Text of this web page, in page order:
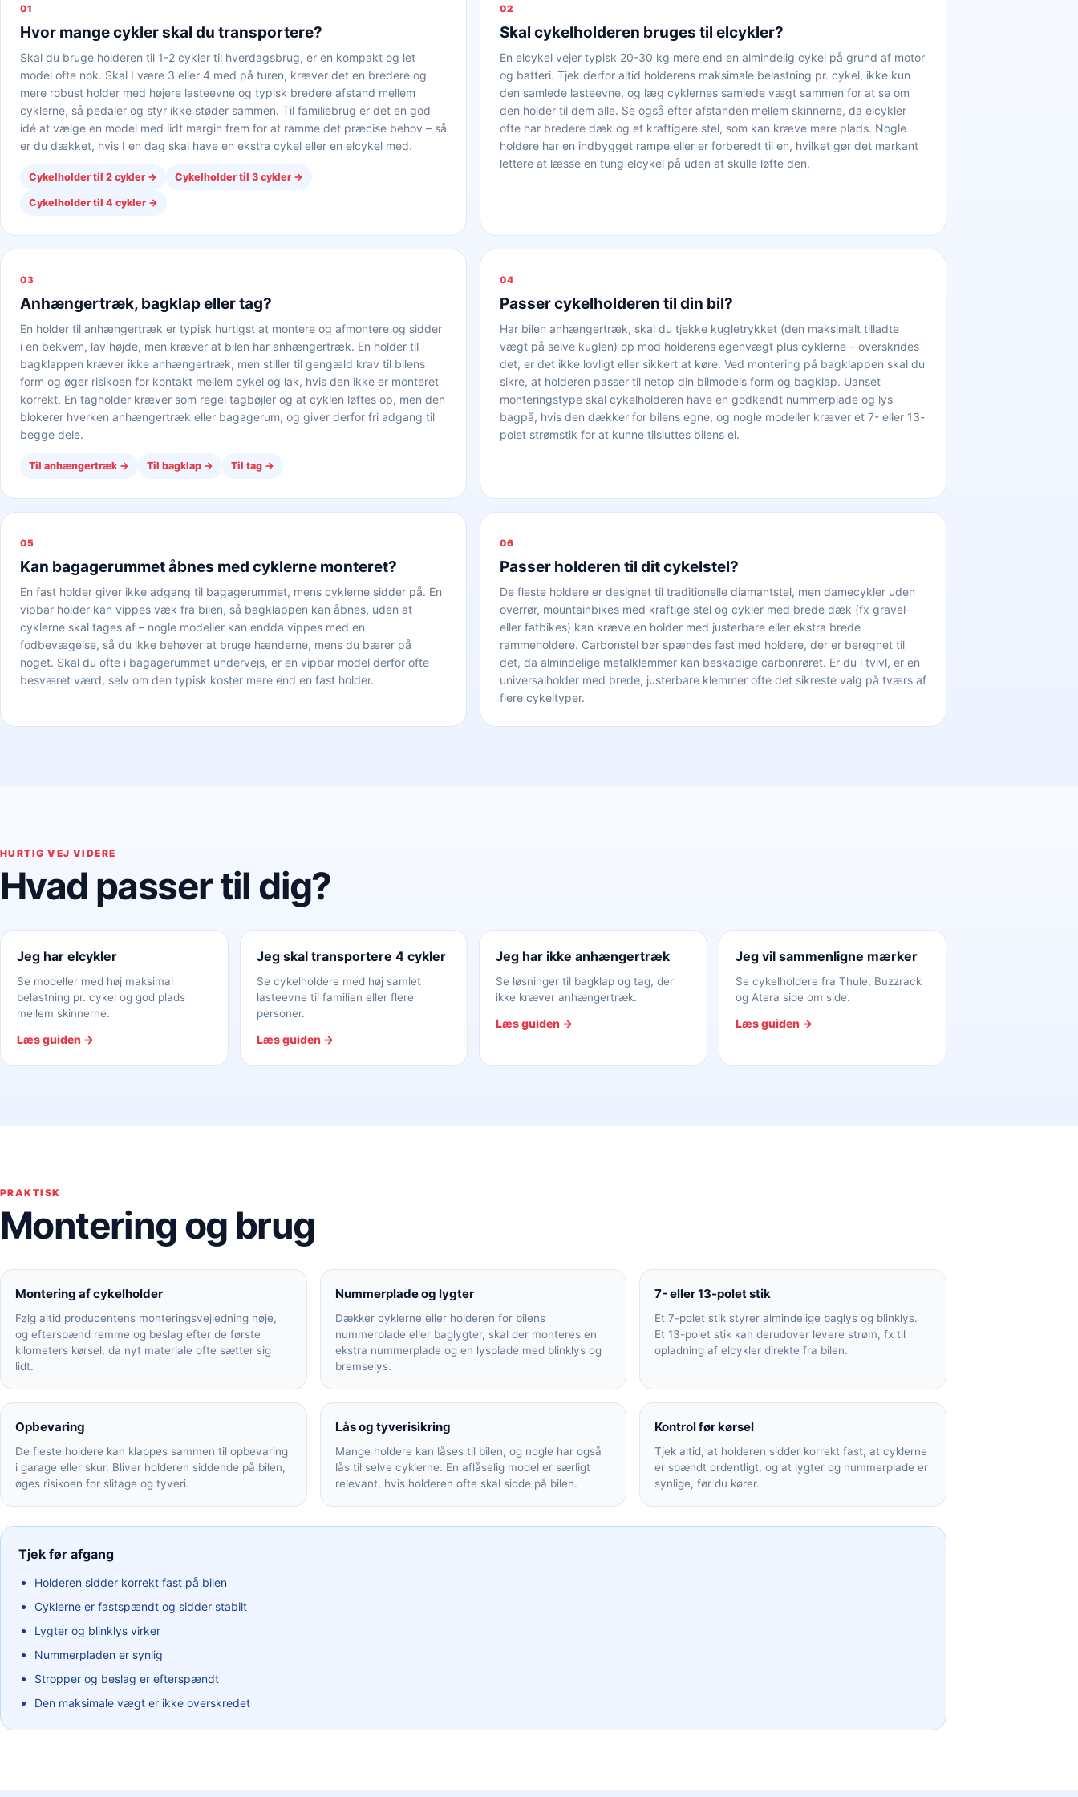
01
Hvor mange cykler skal du transportere?
Skal du bruge holderen til 1-2 cykler til hverdagsbrug, er en kompakt og let
model ofte nok. Skal I være 3 eller 4 med på turen, kræver det en bredere og
mere robust holder med højere lasteevne og typisk bredere afstand mellem
cyklerne, så pedaler og styr ikke støder sammen. Til familiebrug er det en god
idé at vælge en model med lidt margin frem for at ramme det præcise behov – så
er du dækket, hvis I en dag skal have en ekstra cykel eller en elcykel med.
Cykelholder til 2 cykler → Cykelholder til 3 cykler →
Cykelholder til 4 cykler →
02
Skal cykelholderen bruges til elcykler?
En elcykel vejer typisk 20-30 kg mere end en almindelig cykel på grund af motor
og batteri. Tjek derfor altid holderens maksimale belastning pr. cykel, ikke kun
den samlede lasteevne, og læg cyklernes samlede vægt sammen for at se om
den holder til dem alle. Se også efter afstanden mellem skinnerne, da elcykler
ofte har bredere dæk og et kraftigere stel, som kan kræve mere plads. Nogle
holdere har en indbygget rampe eller er forberedt til en, hvilket gør det markant
lettere at læsse en tung elcykel på uden at skulle løfte den.
03
Anhængertræk, bagklap eller tag?
En holder til anhængertræk er typisk hurtigst at montere og afmontere og sidder
i en bekvem, lav højde, men kræver at bilen har anhængertræk. En holder til
bagklappen kræver ikke anhængertræk, men stiller til gengæld krav til bilens
form og øger risikoen for kontakt mellem cykel og lak, hvis den ikke er monteret
korrekt. En tagholder kræver som regel tagbøjler og at cyklen løftes op, men den
blokerer hverken anhængertræk eller bagagerum, og giver derfor fri adgang til
begge dele.
Til anhængertræk→ Til bagklap → Til tag →
04
Passer cykelholderen til din bil?
Har bilen anhængertræk, skal du tjekke kugletrykket (den maksimalt tilladte
vægt på selve kuglen) op mod holderens egenvægt plus cyklerne – overskrides
det, er det ikke lovligt eller sikkert at køre. Ved montering på bagklappen skal du
sikre, at holderen passer til netop din bilmodels form og bagklap. Uanset
monteringstype skal cykelholderen have en godkendt nummerplade og lys
bagpå, hvis den dækker for bilens egne, og nogle modeller kræver et 7- eller 13-
polet strømstik for at kunne tilsluttes bilens el.
05
Kan bagagerummet åbnes med cyklerne monteret?
En fast holder giver ikke adgang til bagagerummet, mens cyklerne sidder på. En
vipbar holder kan vippes væk fra bilen, så bagklappen kan åbnes, uden at
cyklerne skal tages af – nogle modeller kan endda vippes med en
fodbevægelse, så du ikke behøver at bruge hænderne, mens du bærer på
noget. Skal du ofte i bagagerummet undervejs, er en vipbar model derfor ofte
besværet værd, selv om den typisk koster mere end en fast holder.
06
Passer holderen til dit cykelstel?
De fleste holdere er designet til traditionelle diamantstel, men damecykler uden
overrør, mountainbikes med kraftige stel og cykler med brede dæk (fx gravel-
eller fatbikes) kan kræve en holder med justerbare eller ekstra brede
rammeholdere. Carbonstel bør spændes fast med holdere, der er beregnet til
det, da almindelige metalklemmer kan beskadige carbonrøret. Er du i tvivl, er en
universalholder med brede, justerbare klemmer ofte det sikreste valg på tværs af
flere cykeltyper.
HURTIG VEJ VIDERE
Hvad passer til dig?
Jeg har elcykler
Se modeller med høj maksimal
belastning pr. cykel og god plads
mellem skinnerne.
Læs guiden →
Jeg skal transportere 4 cykler
Se cykelholdere med høj samlet
lasteevne til familien eller flere
personer.
Læs guiden →
Jeg har ikke anhængertræk
Se løsninger til bagklap og tag, der
ikke kræver anhængertræk.
Læs guiden →
Jeg vil sammenligne mærker
Se cykelholdere fra Thule, Buzzrack
og Atera side om side.
Læs guiden →
PRAKTISK
Montering og brug
Montering af cykelholder
Følg altid producentens monteringsvejledning nøje,
og efterspænd remme og beslag efter de første
kilometers kørsel, da nyt materiale ofte sætter sig
lidt.
Nummerplade og lygter
Dækker cyklerne eller holderen for bilens
nummerplade eller baglygter, skal der monteres en
ekstra nummerplade og en lysplade med blinklys og
bremselys.
7- eller 13-polet stik
Et 7-polet stik styrer almindelige baglys og blinklys.
Et 13-polet stik kan derudover levere strøm, fx til
opladning af elcykler direkte fra bilen.
Opbevaring
De fleste holdere kan klappes sammen til opbevaring
i garage eller skur. Bliver holderen siddende på bilen,
øges risikoen for slitage og tyveri.
Lås og tyverisikring
Mange holdere kan låses til bilen, og nogle har også
lås til selve cyklerne. En aflåselig model er særligt
relevant, hvis holderen ofte skal sidde på bilen.
Kontrol før kørsel
Tjek altid, at holderen sidder korrekt fast, at cyklerne
er spændt ordentligt, og at lygter og nummerplade er
synlige, før du kører.
Tjek før afgang
Holderen sidder korrekt fast på bilen
Cyklerne er fastspændt og sidder stabilt
Lygter og blinklys virker
Nummerpladen er synlig
Stropper og beslag er efterspændt
Den maksimale vægt er ikke overskredet